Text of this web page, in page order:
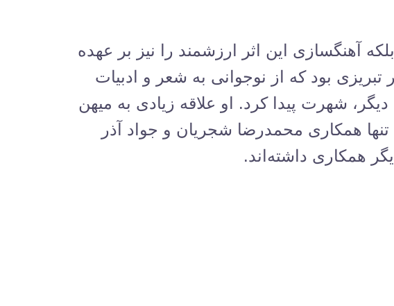
آهنگسازی این اثر ارزشمند را نیز بر عهده
بود که از نوجوانی به شعر و ادبیات
شهرت پیدا کرد. او علاقه زیادی به میهن
همکاری محمدرضا شجریان و جواد آذر
همکاری داشته‌اند.